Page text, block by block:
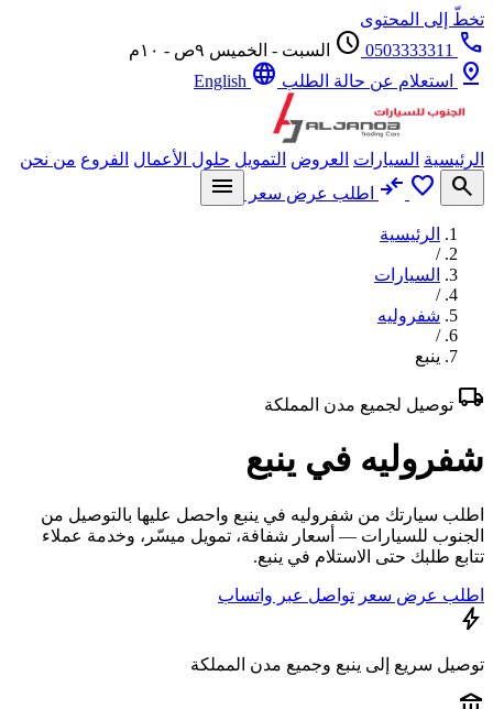
إلى المحتوى
0503333311
scheduleالسبت - الخميس ٩ص - ١٠م
استعلام عن حالة الطلبlanguage
السيارات العروض التمويل حلول الأعمال الفروع من نحن
favorite
compare_arrows اطلب عرض سعر menu
الرئيسية
السيارات
شفروليه
ينبع
توصيل لجميع مدن المملكة
في ينبع
سيارتك من شفروليه في ينبع واحصل عليها بالتوصيل من
للسيارات — أسعار شفافة، تمويل ميسّر، وخدمة عملاء
طلبك حتى الاستلام في ينبع.
عرض سعر تواصل عبر واتساب
سريع إلى ينبع وجميع مدن المملكة